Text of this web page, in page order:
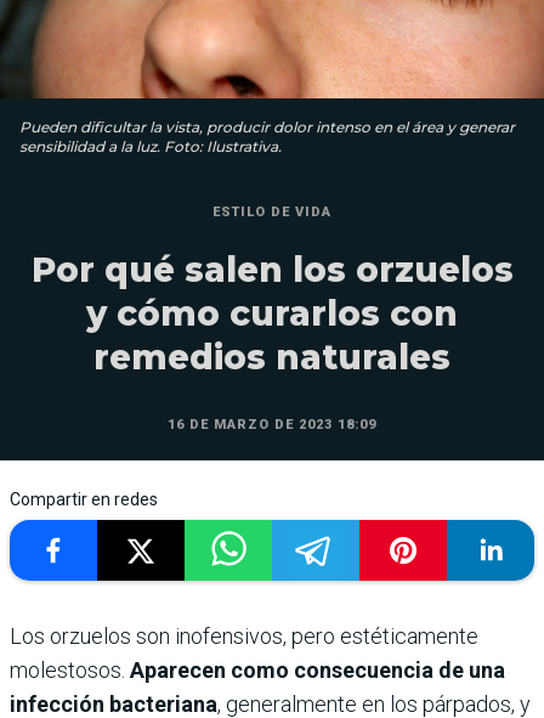
Pueden dificultar la vista, producir dolor intenso en el área y generar
sensibilidad a la luz. Foto: Ilustrativa.
ESTILO DE VIDA
Por qué salen los orzuelos
y cómo curarlos con
remedios naturales
16 DE MARZO DE 2023 18:09
Compartir en redes
Los orzuelos son inofensivos, pero estéticamente
molestosos. Aparecen como consecuencia de una
infección bacteriana, generalmente en los párpados, y